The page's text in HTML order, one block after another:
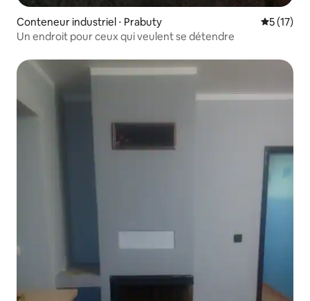
Conteneur industriel ⋅ Prabuty
5 (17)
Un endroit pour ceux qui veulent se détendre